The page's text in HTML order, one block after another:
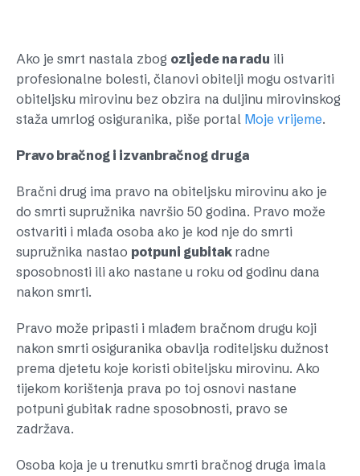
Ako je smrt nastala zbog ozljede na radu ili
profesionalne bolesti, članovi obitelji mogu ostvariti
obiteljsku mirovinu bez obzira na duljinu mirovinskog
staža umrlog osiguranika, piše portal Moje vrijeme.
Pravo bračnog i izvanbračnog druga
Bračni drug ima pravo na obiteljsku mirovinu ako je
do smrti supružnika navršio 50 godina. Pravo može
ostvariti i mlađa osoba ako je kod nje do smrti
supružnika nastao potpuni gubitak radne
sposobnosti ili ako nastane u roku od godinu dana
nakon smrti.
Pravo može pripasti i mlađem bračnom drugu koji
nakon smrti osiguranika obavlja roditeljsku dužnost
prema djetetu koje koristi obiteljsku mirovinu. Ako
tijekom korištenja prava po toj osnovi nastane
potpuni gubitak radne sposobnosti, pravo se
zadržava.
Osoba koja je u trenutku smrti bračnog druga imala